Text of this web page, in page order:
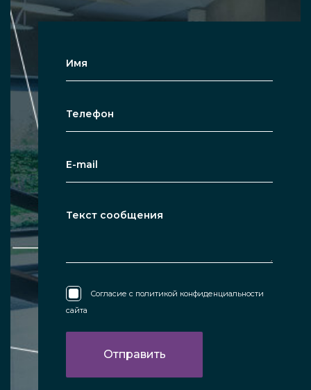
Согласие с политикой конфиденциальности
сайта